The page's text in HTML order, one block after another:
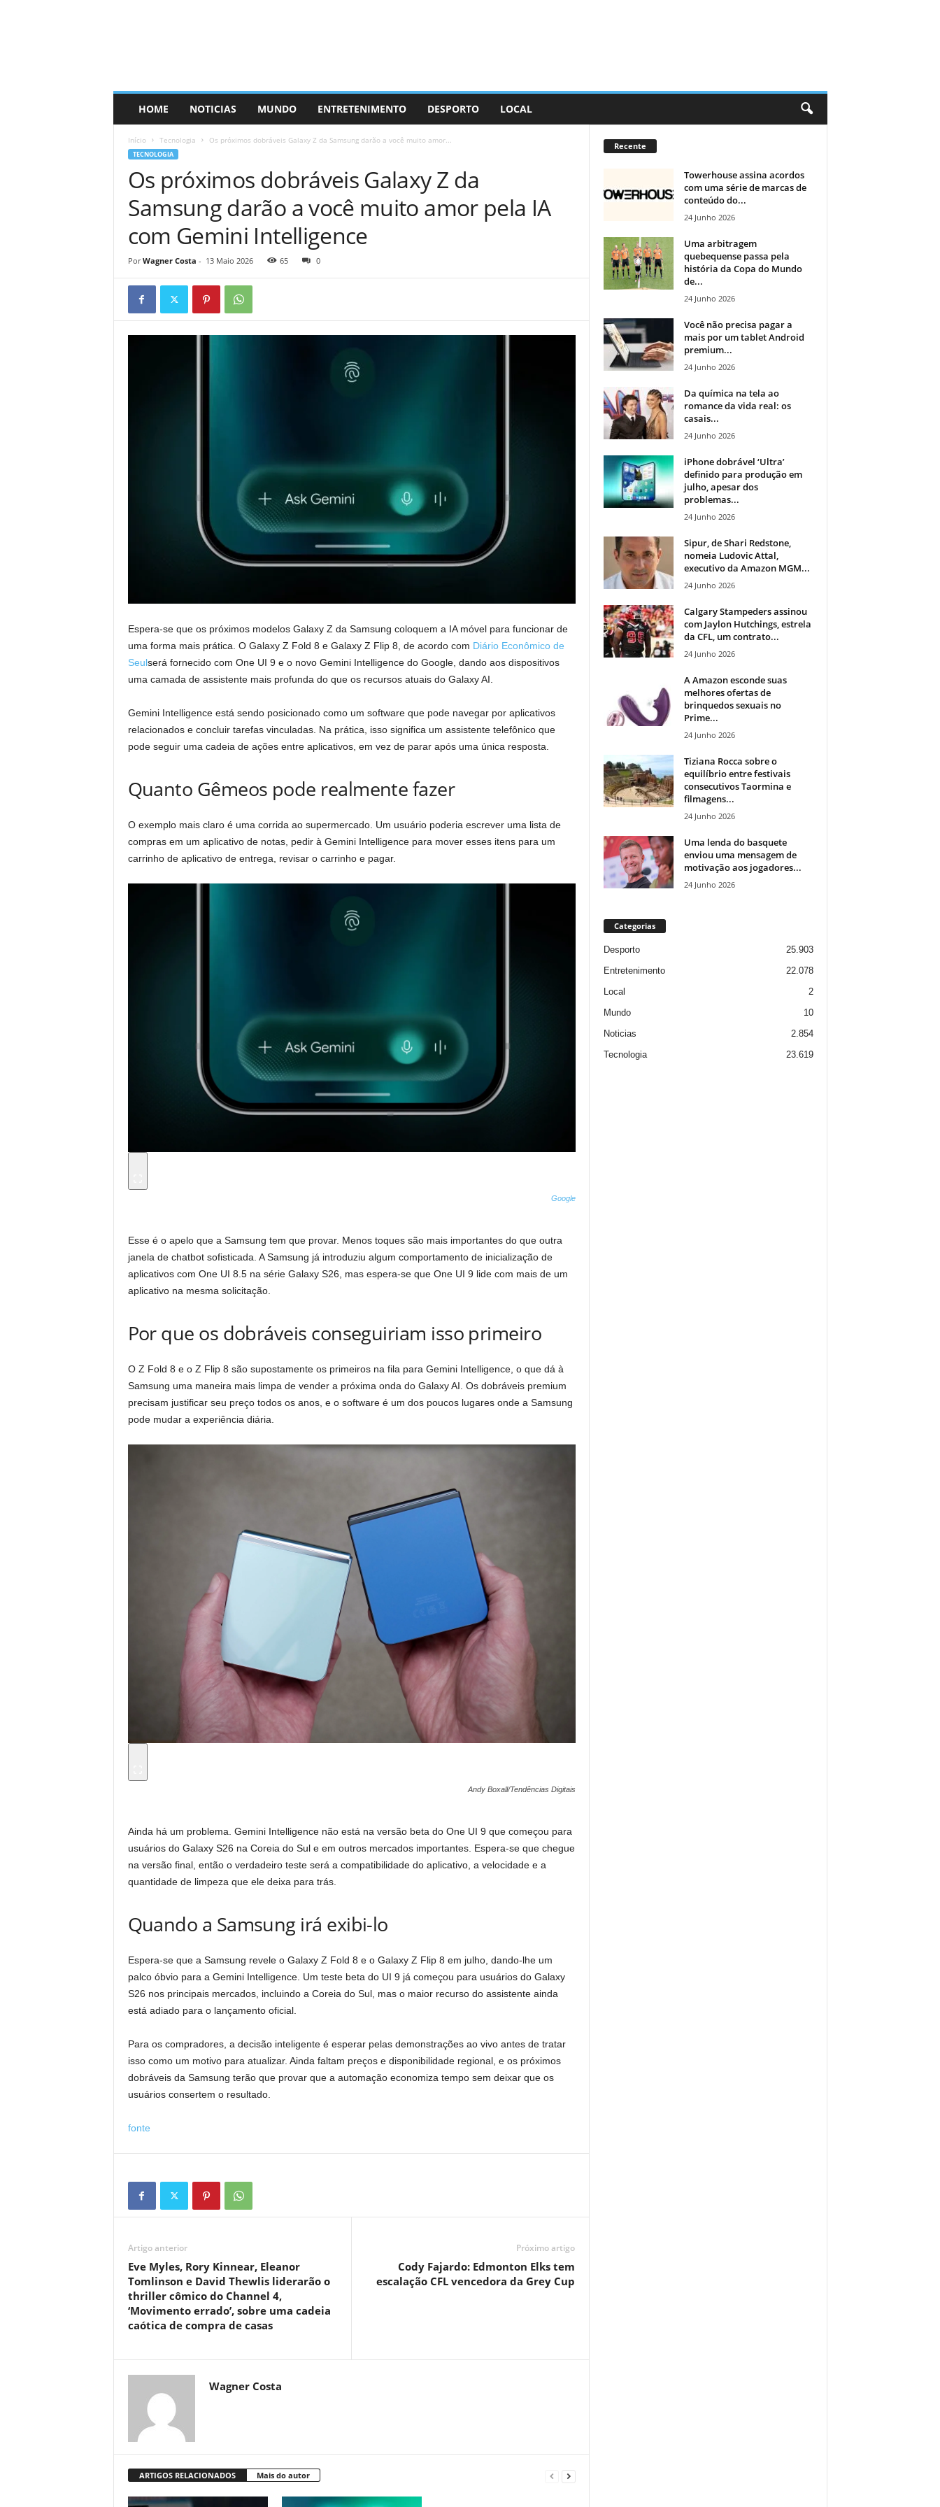
HOME NOTICIAS MUNDO ENTRETENIMENTO DESPORTO LOCAL
Início Tecnologia Os próximos dobráveis ​​​​Galaxy Z da Samsung darão a você muito amor...
TECNOLOGIA
Os próximos dobráveis ​​​​Galaxy Z da
Samsung darão a você muito amor pela IA
com Gemini Intelligence
Por Wagner Costa - 13 Maio 2026 65 0
Espera-se que os próximos modelos Galaxy Z da Samsung coloquem a IA móvel para funcionar de
uma forma mais prática. O Galaxy Z Fold 8 e Galaxy Z Flip 8, de acordo com Diário Econômico de
Seulserá fornecido com One UI 9 e o novo Gemini Intelligence do Google, dando aos dispositivos
uma camada de assistente mais profunda do que os recursos atuais do Galaxy AI.
Gemini Intelligence está sendo posicionado como um software que pode navegar por aplicativos
relacionados e concluir tarefas vinculadas. Na prática, isso significa um assistente telefônico que
pode seguir uma cadeia de ações entre aplicativos, em vez de parar após uma única resposta.
Quanto Gêmeos pode realmente fazer
O exemplo mais claro é uma corrida ao supermercado. Um usuário poderia escrever uma lista de
compras em um aplicativo de notas, pedir à Gemini Intelligence para mover esses itens para um
carrinho de aplicativo de entrega, revisar o carrinho e pagar.
Google
Esse é o apelo que a Samsung tem que provar. Menos toques são mais importantes do que outra
janela de chatbot sofisticada. A Samsung já introduziu algum comportamento de inicialização de
aplicativos com One UI 8.5 na série Galaxy S26, mas espera-se que One UI 9 lide com mais de um
aplicativo na mesma solicitação.
Por que os dobráveis ​​conseguiriam isso primeiro
O Z Fold 8 e o Z Flip 8 são supostamente os primeiros na fila para Gemini Intelligence, o que dá à
Samsung uma maneira mais limpa de vender a próxima onda do Galaxy AI. Os dobráveis ​​premium
precisam justificar seu preço todos os anos, e o software é um dos poucos lugares onde a Samsung
pode mudar a experiência diária.
Andy Boxall/Tendências Digitais
Ainda há um problema. Gemini Intelligence não está na versão beta do One UI 9 que começou para
usuários do Galaxy S26 na Coreia do Sul e em outros mercados importantes. Espera-se que chegue
na versão final, então o verdadeiro teste será a compatibilidade do aplicativo, a velocidade e a
quantidade de limpeza que ele deixa para trás.
Quando a Samsung irá exibi-lo
Espera-se que a Samsung revele o Galaxy Z Fold 8 e o Galaxy Z Flip 8 em julho, dando-lhe um
palco óbvio para a Gemini Intelligence. Um teste beta do UI 9 já começou para usuários do Galaxy
S26 nos principais mercados, incluindo a Coreia do Sul, mas o maior recurso do assistente ainda
está adiado para o lançamento oficial.
Para os compradores, a decisão inteligente é esperar pelas demonstrações ao vivo antes de tratar
isso como um motivo para atualizar. Ainda faltam preços e disponibilidade regional, e os próximos
dobráveis ​​​​da Samsung terão que provar que a automação economiza tempo sem deixar que os
usuários consertem o resultado.
fonte
Artigo anterior
Eve Myles, Rory Kinnear, Eleanor
Tomlinson e David Thewlis liderarão o
thriller cômico do Channel 4,
‘Movimento errado’, sobre uma cadeia
caótica de compra de casas
Próximo artigo
Cody Fajardo: Edmonton Elks tem
escalação CFL vencedora da Grey Cup
Wagner Costa
ARTIGOS RELACIONADOS Mais do autor
Recente
Towerhouse assina acordos
com uma série de marcas de
conteúdo do...
24 Junho 2026
Uma arbitragem
quebequense passa pela
história da Copa do Mundo
de...
24 Junho 2026
Você não precisa pagar a
mais por um tablet Android
premium...
24 Junho 2026
Da química na tela ao
romance da vida real: os
casais...
24 Junho 2026
iPhone dobrável ‘Ultra’
definido para produção em
julho, apesar dos
problemas...
24 Junho 2026
Sipur, de Shari Redstone,
nomeia Ludovic Attal,
executivo da Amazon MGM...
24 Junho 2026
Calgary Stampeders assinou
com Jaylon Hutchings, estrela
da CFL, um contrato...
24 Junho 2026
A Amazon esconde suas
melhores ofertas de
brinquedos sexuais no
Prime...
24 Junho 2026
Tiziana Rocca sobre o
equilíbrio entre festivais
consecutivos Taormina e
filmagens...
24 Junho 2026
Uma lenda do basquete
enviou uma mensagem de
motivação aos jogadores...
24 Junho 2026
Categorias
Desporto
25.903
Entretenimento
22.078
Local
2
Mundo
10
Noticias
2.854
Tecnologia
23.619